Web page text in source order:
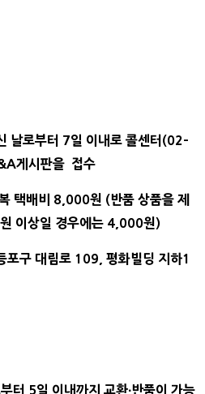
날로부터 7일 이내로 콜센터(02-
게시판을 접수
택배비 8,000원 (반품 상품을 제
이상일 경우에는 4,000원)
포구 대림로 109, 평화빌딩 지하1
터 5일 이내까지 교환∙반품이 가능